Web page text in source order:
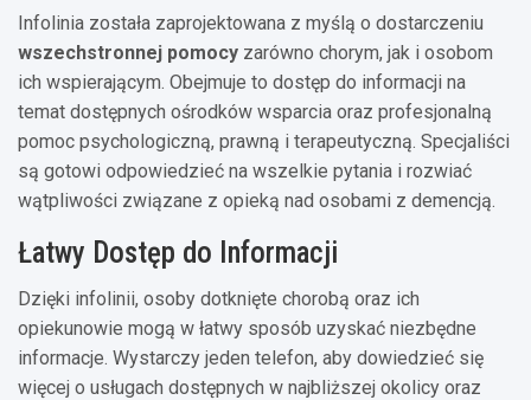
Infolinia została zaprojektowana z myślą o dostarczeniu
wszechstronnej pomocy zarówno chorym, jak i osobom
ich wspierającym. Obejmuje to dostęp do informacji na
temat dostępnych ośrodków wsparcia oraz profesjonalną
pomoc psychologiczną, prawną i terapeutyczną. Specjaliści
są gotowi odpowiedzieć na wszelkie pytania i rozwiać
wątpliwości związane z opieką nad osobami z demencją.
Łatwy Dostęp do Informacji
Dzięki infolinii, osoby dotknięte chorobą oraz ich
opiekunowie mogą w łatwy sposób uzyskać niezbędne
informacje. Wystarczy jeden telefon, aby dowiedzieć się
więcej o usługach dostępnych w najbliższej okolicy oraz